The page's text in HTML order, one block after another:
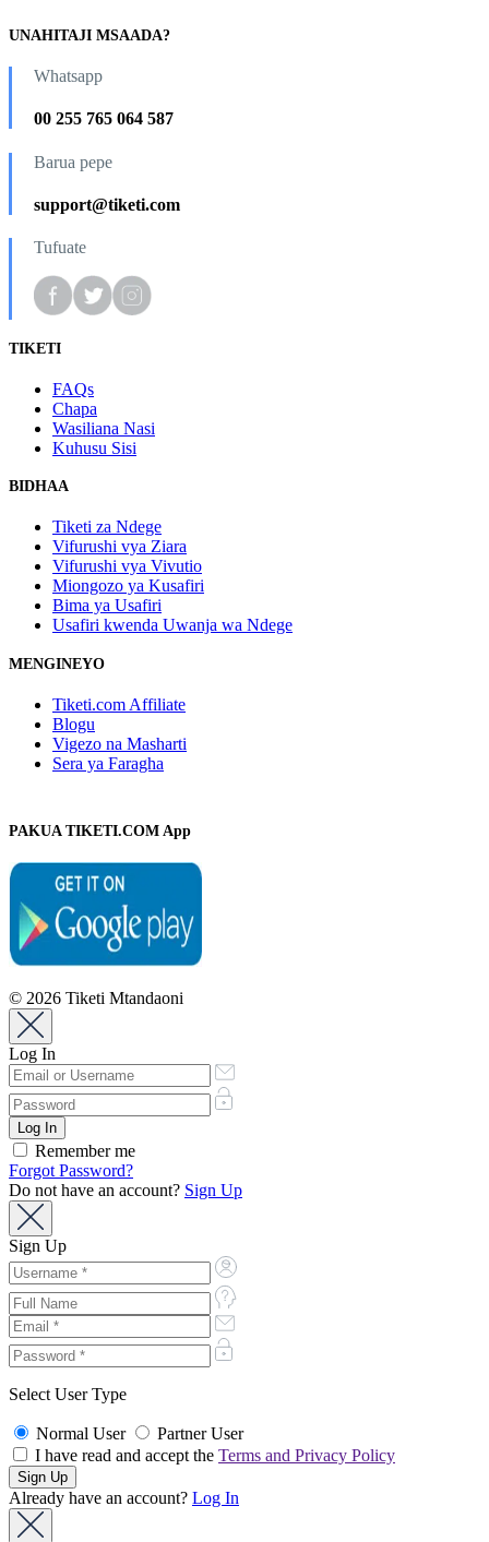
UNAHITAJI MSAADA?
Whatsapp
00 255 765 064 587
Barua pepe
support@tiketi.com
Tufuate
TIKETI
FAQs
Chapa
Wasiliana Nasi
Kuhusu Sisi
BIDHAA
Tiketi za Ndege
Vifurushi vya Ziara
Vifurushi vya Vivutio
Miongozo ya Kusafiri
Bima ya Usafiri
Usafiri kwenda Uwanja wa Ndege
MENGINEYO
Tiketi.com Affiliate
Blogu
Vigezo na Masharti
Sera ya Faragha
PAKUA TIKETI.COM App
© 2026 Tiketi Mtandaoni
Log In
Remember me
Forgot Password?
Do not have an account? Sign Up
Sign Up
Select User Type
Normal User
Partner User
I have read and accept the Terms and Privacy Policy
Already have an account? Log In